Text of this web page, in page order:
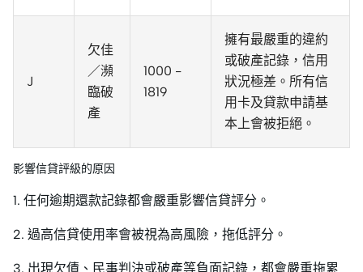
J
欠佳
／瀕
臨破
產
1000 -
1819
擁有最嚴重的違約
或破產記錄，信用
狀況極差。所有信
用卡及貸款申請基
本上會被拒絕。
影響信貸評級的原因
1. 任何逾期還款記錄都會嚴重影響信貸評分。
2. 過高信貸使用率會被視為高風險，拖低評分。
3. 出現欠債、民事判決或破產等負面記錄，都會嚴重拖累